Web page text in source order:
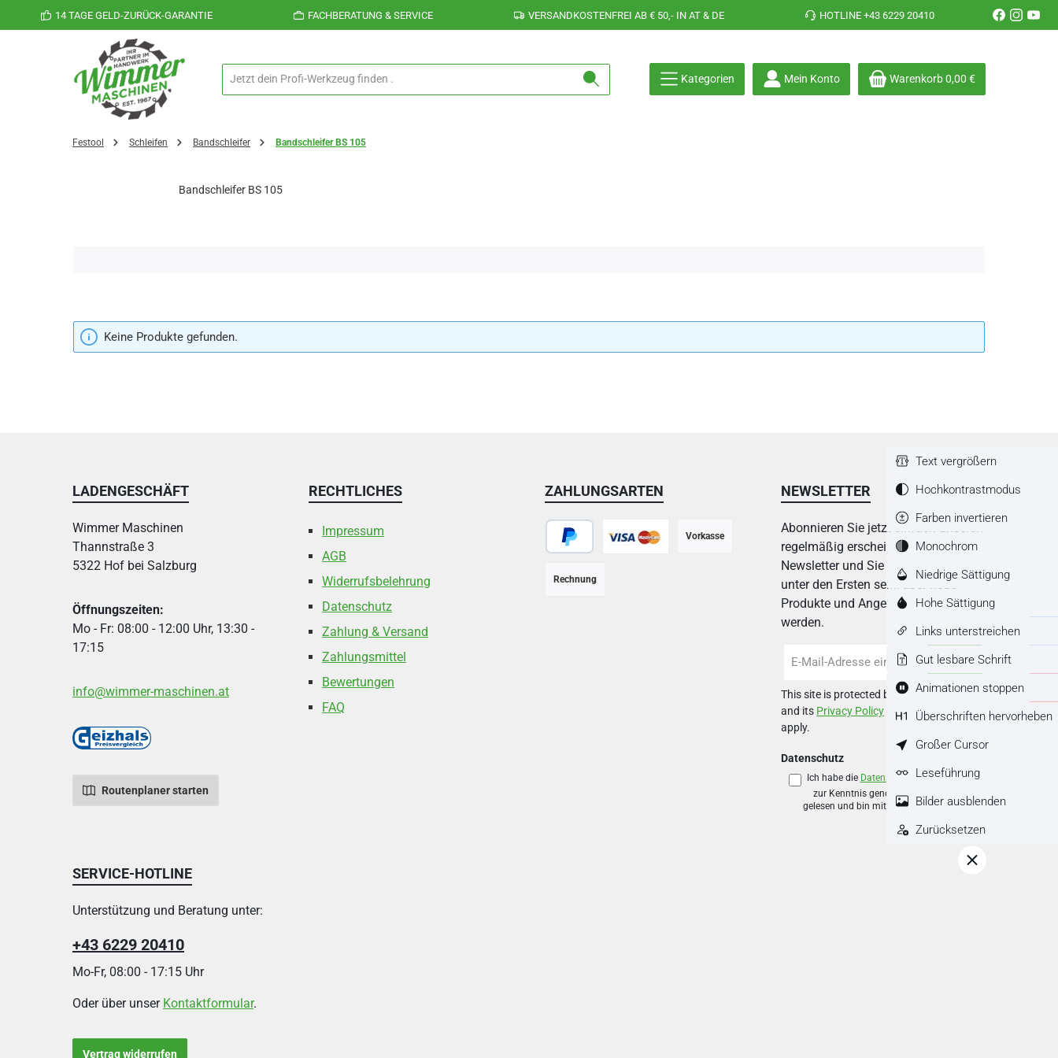
Hauptinhalt springen
Zur Suche springen
Zur Hauptnavigation springen
14 TAGE GELD-ZURÜCK-GARANTIE FACHBERATUNG & SERVICE VERSANDKOSTENFREI AB € 50,- IN AT & DE HOTLINE +43 6229 20410
Kategorien Mein Konto Warenkorb0,00 €
Festool Schleifen Bandschleifer Bandschleifer BS 105
Bandschleifer BS 105
Keine Produkte gefunden.
LADENGESCHÄFT
Wimmer Maschinen
Thannstraße 3
5322 Hof bei Salzburg
Öffnungszeiten:
Mo - Fr: 08:00 - 12:00 Uhr, 13:30 -
17:15
info@wimmer-maschinen.at
Routenplaner starten
RECHTLICHES
Impressum
AGB
Widerrufsbelehrung
Datenschutz
Zahlung & Versand
Zahlungsmittel
Bewertungen
FAQ
ZAHLUNGSARTEN
Vorkasse
Rechnung
NEWSLETTER
Abonnieren Sie jetzt einfach unseren
regelmäßig erscheinenden
Newsletter und Sie werden stets
unter den Ersten sein, über neue
Produkte und Angebote informiert
werden.
Mail-
*
This site is protected byFriendly Captcha
and its Privacy Policy and Terms of Use
apply.
Datenschutz
Ich habe die Datenschutzbestimmungen
zur Kenntnis genommen und die
gelesen und bin mit ihnen einverstanden.*
SERVICE-HOTLINE
Unterstützung und Beratung unter:
+43 6229 20410
Mo-Fr, 08:00 - 17:15 Uhr
Oder über unser Kontaktformular.
Vertrag widerrufen
Text vergrößern
Hochkontrastmodus
Farben invertieren
Monochrom
Niedrige Sättigung
Hohe Sättigung
Links unterstreichen
Gut lesbare Schrift
Animationen stoppen
Überschriften hervorheben
Großer Cursor
Leseführung
Bilder ausblenden
Zurücksetzen